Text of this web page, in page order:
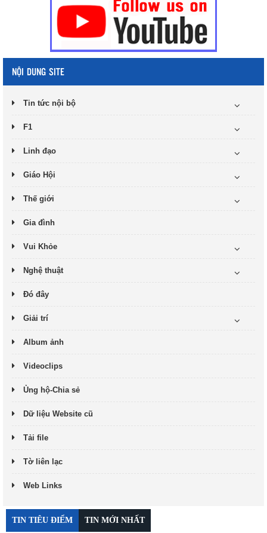
NỘI DUNG SITE
Tin tức nội bộ
F1
Linh đạo
Giáo Hội
Thế giới
Gia đình
Vui Khỏe
Nghệ thuật
Đó đây
Giải trí
Album ảnh
Videoclips
Ủng hộ-Chia sẻ
Dữ liệu Website cũ
Tải file
Tờ liên lạc
Web Links
TIN TIÊU ĐIỂM TIN MỚI NHẤT